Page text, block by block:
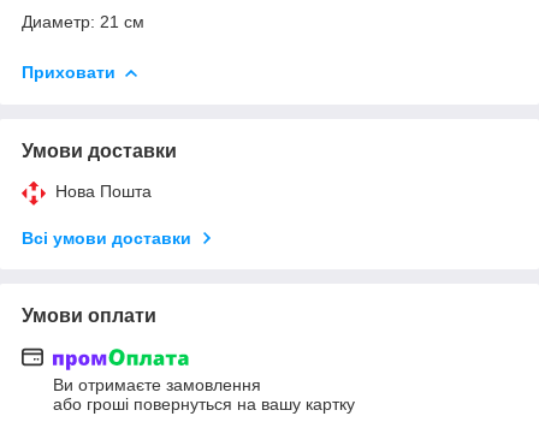
Диаметр: 21 см
Приховати
Умови доставки
Нова Пошта
Всі умови доставки
Умови оплати
Ви отримаєте замовлення
або гроші повернуться на вашу картку